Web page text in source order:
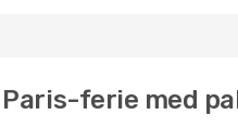
ferie med